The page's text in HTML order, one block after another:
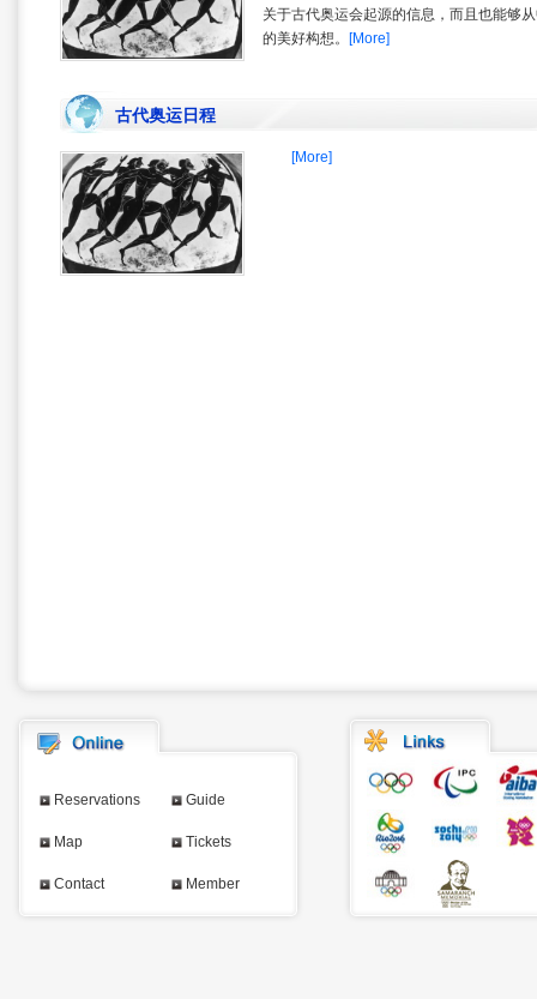
关于古代奥运会起源的信息，而且也能够
的美好构想。 [More]
古代奥运日程
[More]
Reservations Guide
Map Tickets
Contact Member